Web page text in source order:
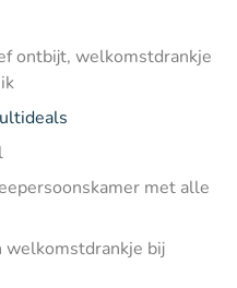
ontbijt, welkomstdrankje
met alle
bij